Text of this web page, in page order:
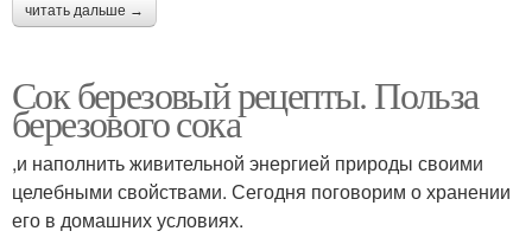
читать дальше →
Сок березовый рецепты. Польза
березового сока
,и наполнить живительной энергией природы своими
целебными свойствами. Сегодня поговорим о хранении
его в домашних условиях.